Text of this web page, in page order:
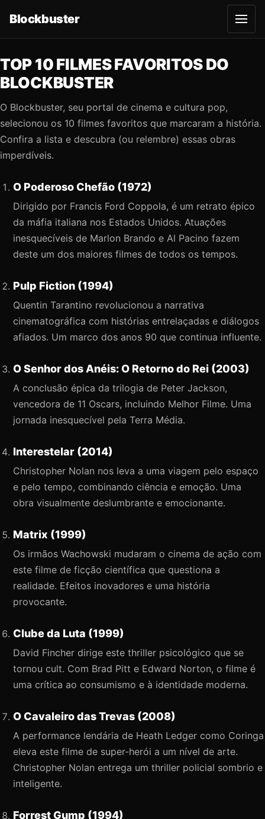
Blockbuster
A
b
r
TOP 10 FILMES FAVORITOS DO
BLOCKBUSTER
O Blockbuster, seu portal de cinema e cultura pop,
selecionou os 10 filmes favoritos que marcaram a história.
Confira a lista e descubra (ou relembre) essas obras
imperdíveis.
O Poderoso Chefão (1972)
Dirigido por Francis Ford Coppola, é um retrato épico
da máfia italiana nos Estados Unidos. Atuações
inesquecíveis de Marlon Brando e Al Pacino fazem
deste um dos maiores filmes de todos os tempos.
Pulp Fiction (1994)
Quentin Tarantino revolucionou a narrativa
cinematográfica com histórias entrelaçadas e diálogos
afiados. Um marco dos anos 90 que continua influente.
O Senhor dos Anéis: O Retorno do Rei (2003)
A conclusão épica da trilogia de Peter Jackson,
vencedora de 11 Oscars, incluindo Melhor Filme. Uma
jornada inesquecível pela Terra Média.
Interestelar (2014)
Christopher Nolan nos leva a uma viagem pelo espaço
e pelo tempo, combinando ciência e emoção. Uma
obra visualmente deslumbrante e emocionante.
Matrix (1999)
Os irmãos Wachowski mudaram o cinema de ação com
este filme de ficção científica que questiona a
realidade. Efeitos inovadores e uma história
provocante.
Clube da Luta (1999)
David Fincher dirige este thriller psicológico que se
tornou cult. Com Brad Pitt e Edward Norton, o filme é
uma crítica ao consumismo e à identidade moderna.
O Cavaleiro das Trevas (2008)
A performance lendária de Heath Ledger como Coringa
eleva este filme de super-herói a um nível de arte.
Christopher Nolan entrega um thriller policial sombrio e
inteligente.
Forrest Gump (1994)